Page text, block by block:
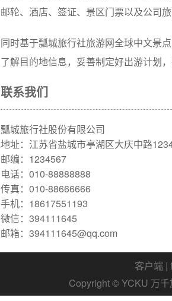
邮轮、酒店、签证、景区门票以及公司
同时基于瓢城旅行社旅游网全球中文景
了解目的地信息，妥善制定好出游计划
联系我们
瓢城旅行社股份有限公司
地址：江苏省盐城市亭湖区大庆中路
邮编：1234567
电话：010-88888888
传真：010-88666666
手机：18617551193
微信：394111645
邮箱：394111645@qq.com
客户端 |
Copyright © YCKU 万